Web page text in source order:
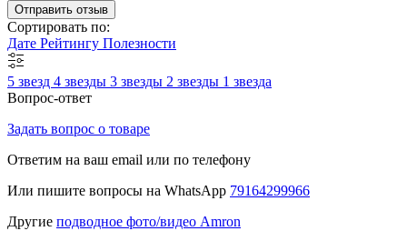
Отправить отзыв
Сортировать по:
Дате Рейтингу Полезности
5 звезд 4 звезды 3 звезды 2 звезды 1 звезда
Вопрос-ответ
Задать вопрос о товаре
Ответим на ваш email или по телефону
Или пишите вопросы на WhatsApp 79164299966
Другие подводное фото/видео Amron